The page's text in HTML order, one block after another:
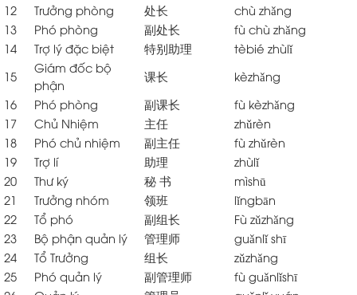
12
Trưởng phòng 处长
chù zhǎng
13
Phó phòng 副处长
fù chù zhǎng
14
Trợ lý đặc biệt 特别助理
tèbié zhùlǐ
15
Giám đốc bộ
phận
课长
kèzhǎng
16
Phó phòng 副课长
fù kèzhǎng
17
Chủ Nhiệm 主任
zhǔrèn
18
Phó chủ nhiệm 副主任
fù zhǔrèn
19
Trợ lí 助理
zhùlǐ
20
Thư ký 秘 书
mìshū
21
Trưởng nhóm 领班
lǐngbān
22
Tổ phó 副组长
Fù zǔzhǎng
23
Bộ phận quản lý 管理师
guǎnlǐ shī
24
Tổ Trưởng 组长
zǔzhǎng
25
Phó quản lý 副管理师
fù guǎnlǐshī